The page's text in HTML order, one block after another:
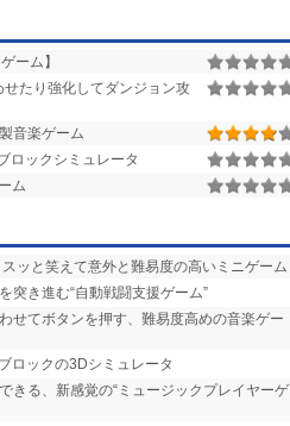
ーム】
たり強化してダンジョン攻
音楽ゲーム
ロックシミュレータ
ム
ッと笑えて意外と難易度の高いミニゲーム
突き進む“自動戦闘支援ゲーム”
せてボタンを押す、難易度高めの音楽ゲー
ロックの3Dシミュレータ
きる、新感覚の“ミュージックプレイヤーゲ